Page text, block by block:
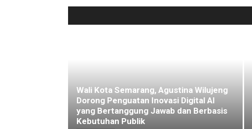
Wali Kota Semarang, Agustina Wilujeng
Dorong Penguatan Inovasi Digital AI
yang Bertanggung Jawab dan Berbasis
Kebutuhan Publik